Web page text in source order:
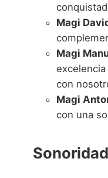
Magi
Magi
con
Magi
con una